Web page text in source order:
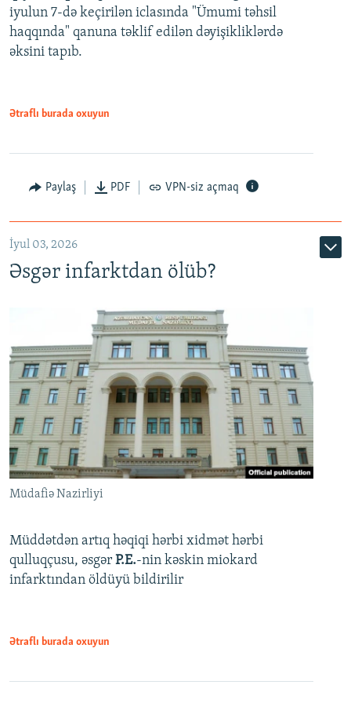
Auto 240p 360p 480p
720p 1080p
720p
iyulun 7-də keçirilən iclasında "Ümumi təhsil
haqqında" qanuna təklif edilən dəyişikliklərdə
əksini tapıb.
Ətraflı burada oxuyun
Paylaş PDF VPN-siz açmaq
İyul 03, 2026
Əsgər infarktdan ölüb?
Müdafiə Nazirliyi
Müddətdən artıq həqiqi hərbi xidmət hərbi
qulluqçusu, əsgər P.E.-nin kəskin miokard
infarktından öldüyü bildirilir
Ətraflı burada oxuyun